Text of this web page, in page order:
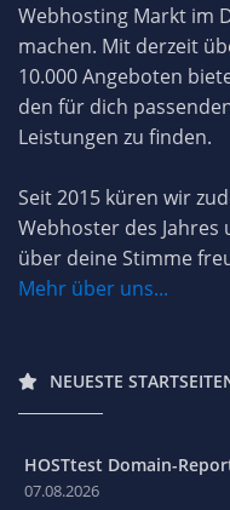
Webhosting Markt im
machen. Mit derzeit
10.000 Angeboten
den für dich
Leistungen zu finden.
Seit 2015 küren wir
Webhoster des
über deine Stimme
Mehr über uns...
NEUESTE
HOSTtest Domain-
07.08.2026